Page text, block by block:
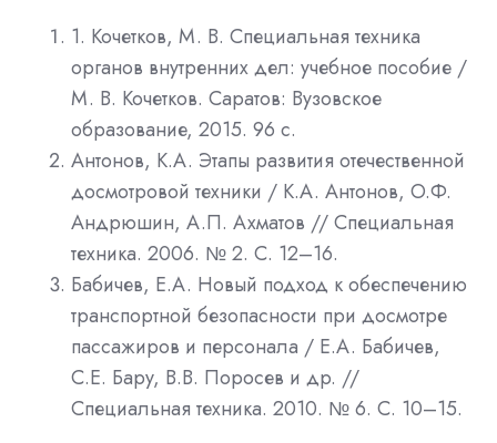
1. Кочетков, М. В. Специальная техника
органов внутренних дел: учебное пособие /
М. В. Кочетков. Саратов: Вузовское
образование, 2015. 96 c.
Антонов, К.А. Этапы развития отечественной
досмотровой техники / К.А. Антонов, О.Ф.
Андрюшин, А.П. Ахматов // Специальная
техника. 2006. № 2. С. 12–16.
Бабичев, Е.А. Новый подход к обеспечению
транспортной безопасности при досмотре
пассажиров и персонала / Е.А. Бабичев,
С.Е. Бару, В.В. Поросев и др. //
Специальная техника. 2010. № 6. С. 10–15.